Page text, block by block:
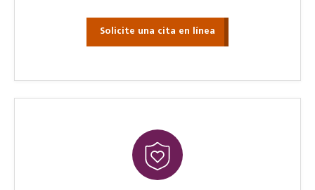
Solicite una cita en línea